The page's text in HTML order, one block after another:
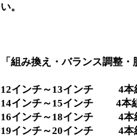
い。
「組み換え・バランス調整・
12インチ～13インチ 4本
14インチ～15インチ 4本組
16インチ～18インチ 4本
19インチ～20インチ 4本